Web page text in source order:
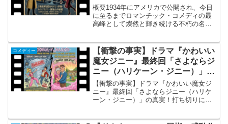
ストまで総まとめ
概要1934年にアメリカで公開され、今日
に至るまでロマンチック・コメディの最
高峰として燦然と輝き続ける不朽の名作
ランク・キャプラ監督がメガホンを取
り、...
コメディー
【衝撃の事実】ドラマ『かわいい
魔女ジニー』最終回「さよならジ
ニー（ハリケーン・ジニー）」の
真実！打ち切りによる唐突な幕切
れと、その後描かれた“本当のラ
スト”
【衝撃の事実】ドラマ『かわいい魔女ジ
ニー』最終回「さよならジニー（ハリケ
ーン・ジニー）」の真実！打ち切りによ